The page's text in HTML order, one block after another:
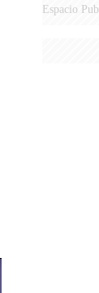
Espacio